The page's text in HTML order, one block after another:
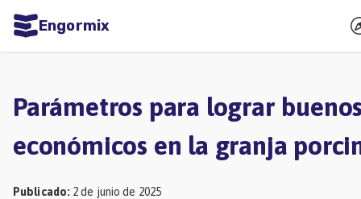
Engormix
Agricultura
Balanceados
Parámetros para lograr
económicos en la granja
Publicado: 2 de junio de 2025